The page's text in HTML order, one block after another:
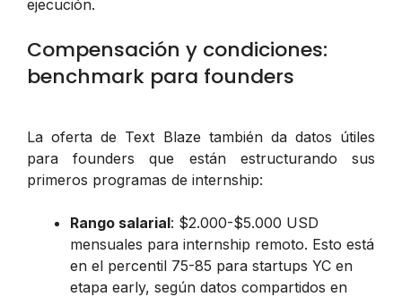
ejecución.
Compensación y condiciones:
benchmark para founders
La oferta de Text Blaze también da datos útiles
para founders que están estructurando sus
primeros programas de internship:
Rango salarial: $2.000-$5.000 USD
mensuales para internship remoto. Esto está
en el percentil 75-85 para startups YC en
etapa early, según datos compartidos en